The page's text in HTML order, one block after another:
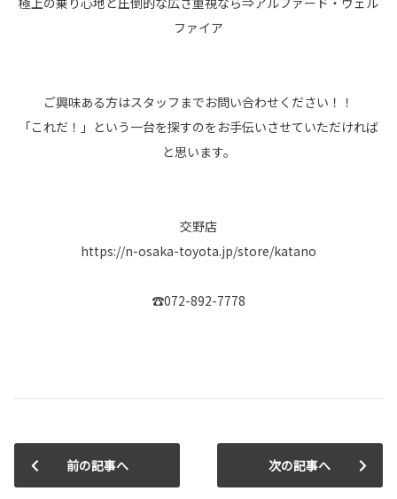
ファイア
ご興味ある方はスタッフまでお問い合わせください！！
「これだ！」という一台を探すのをお手伝いさせていただければ
と思います。
交野店
https://n-osaka-toyota.jp/store/katano
☎072-892-7778
前の記事へ 次の記事へ